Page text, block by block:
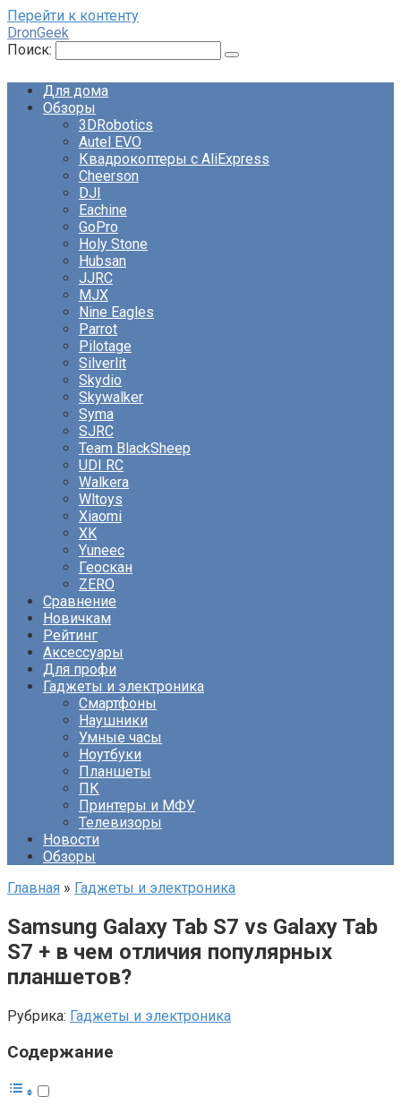
Перейти к контенту
DronGeek
Поиск:
Для дома
Обзоры
3DRobotics
Autel EVO
Квадрокоптеры с AliExpress
Cheerson
DJI
Eachine
GoPro
Holy Stone
Hubsan
JJRC
MJX
Nine Eagles
Parrot
Pilotage
Silverlit
Skydio
Skywalker
Syma
SJRC
Team BlackSheep
UDI RC
Walkera
Wltoys
Xiaomi
XK
Yuneec
Геоскан
ZERO
Сравнение
Новичкам
Рейтинг
Аксессуары
Для профи
Гаджеты и электроника
Смартфоны
Наушники
Умные часы
Ноутбуки
Планшеты
ПК
Принтеры и МФУ
Телевизоры
Новости
Обзоры
Главная » Гаджеты и электроника
Samsung Galaxy Tab S7 vs Galaxy Tab
S7 + в чем отличия популярных
планшетов?
Рубрика: Гаджеты и электроника
Содержание